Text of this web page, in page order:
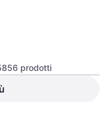
Boston Braided
prodotti